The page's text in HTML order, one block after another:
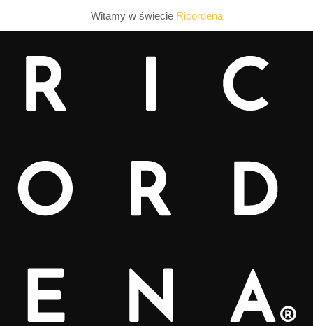
Witamy w świecie Ricordena